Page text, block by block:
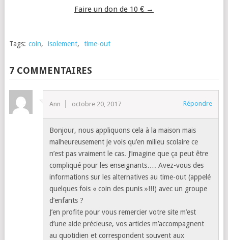
Faire un don de 10 € →
Tags: coin, isolement, time-out
7 COMMENTAIRES
Ann octobre 20, 2017 Répondre
Bonjour, nous appliquons cela à la maison mais
malheureusement je vois qu’en milieu scolaire ce
n’est pas vraiment le cas. J’imagine que ça peut être
compliqué pour les enseignants…. Avez-vous des
informations sur les alternatives au time-out (appelé
quelques fois « coin des punis »!!!) avec un groupe
d’enfants ?
J’en profite pour vous remercier votre site m’est
d’une aide précieuse, vos articles m’accompagnent
au quotidien et correspondent souvent aux